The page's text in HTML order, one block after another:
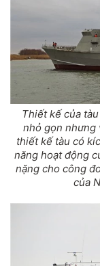
Thiết kế của
nhỏ gọn nhưng
thiết kế tàu có
năng hoạt động
nặng cho công
của